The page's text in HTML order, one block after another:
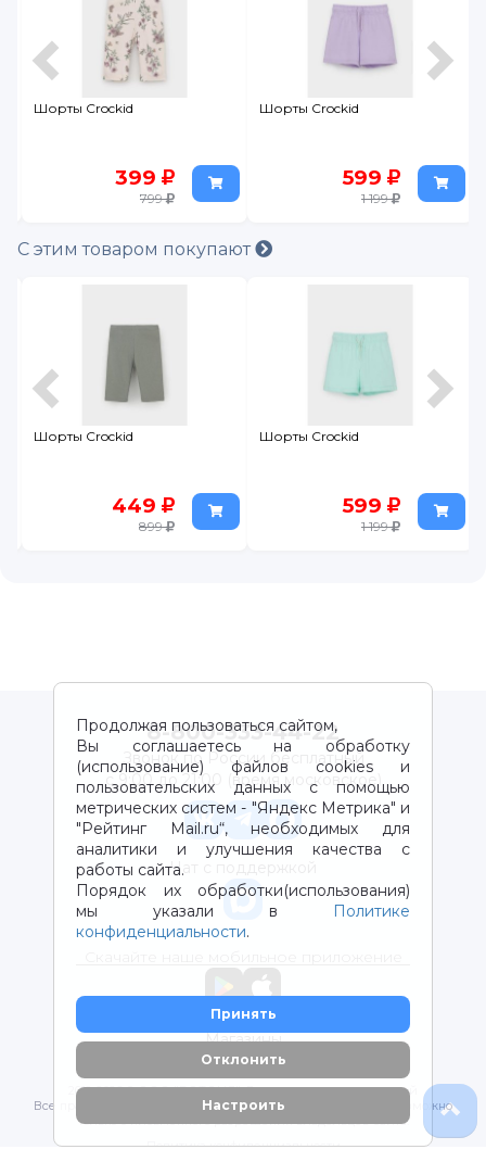
Шорты Crockid
399
799
Шорты Crockid
599
1 199
С этим товаром покупают
Шорты Crockid
449
899
Шорты Crockid
599
1 199
Продолжая пользоваться сайтом,
Вы соглашаетесь на обработку
(использование) файлов cookies и
пользовательских данных с помощью
метрических систем - "Яндекс Метрика" и
"Рейтинг Mail.ru“, необходимых для
аналитики и улучшения качества с
работы сайта.
Порядок их обработки(использования)
мы указали в
Политике
конфиденциальности.
Принять
Отклонить
Настроить
8-800-333-44-22
Звонок по России бесплатный
с 9:00 до 21:00 (время московское)
Чат с поддержкой
Магазины
2012-2026 © ООО "ВОТОНЯ". Детские товары с доставкой
Все права защищены. Любое использование материалов возможно
только с письменного разрешения владельцев сайта.
Политика конфиденциальности